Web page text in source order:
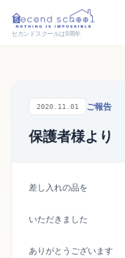
セカンドスクールは9周年
2020.11.01 ご報告
保護者様より
差し入れの品を
いただきました
ありがとうございます